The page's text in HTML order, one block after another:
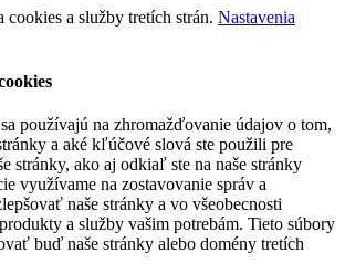
cookies a služby tretích strán. Nastavenia
používajú na zhromažďovanie údajov o tom,
a aké kľúčové slová ste použili pre
stránky, ako aj odkiaľ ste na naše stránky
využívame na zostavovanie správ a
naše stránky a vo všeobecnosti
a služby vašim potrebám. Tieto súbory
buď naše stránky alebo domény tretích